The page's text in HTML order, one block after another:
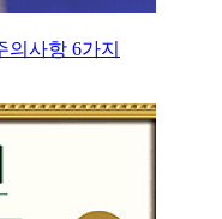
의사항 6가지